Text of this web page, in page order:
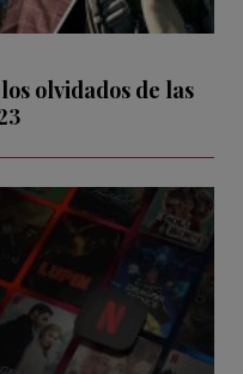
olvidados de las